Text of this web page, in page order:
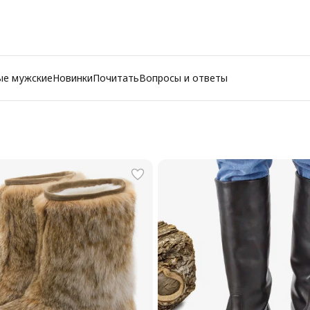
мужскиеНовинкиПочитатьВопросы и ответы